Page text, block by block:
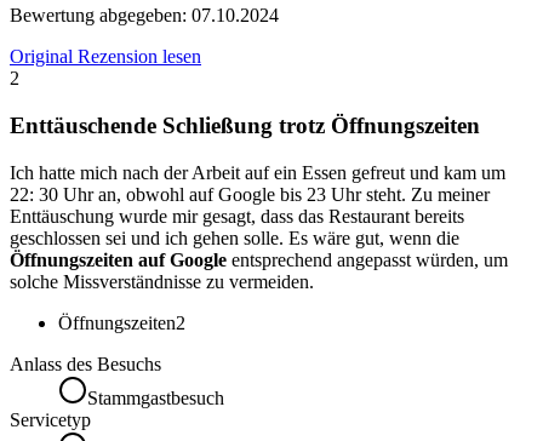
Bewertung abgegeben: 07.10.2024
Original Rezension lesen
2
Enttäuschende Schließung trotz Öffnungszeiten
Ich hatte mich nach der Arbeit auf ein Essen gefreut und kam um
22: 30 Uhr an, obwohl auf Google bis 23 Uhr steht. Zu meiner
Enttäuschung wurde mir gesagt, dass das Restaurant bereits
geschlossen sei und ich gehen solle. Es wäre gut, wenn die
Öffnungszeiten auf Google entsprechend angepasst würden, um
solche Missverständnisse zu vermeiden.
Öffnungszeiten2
Anlass des Besuchs
Stammgastbesuch
Servicetyp